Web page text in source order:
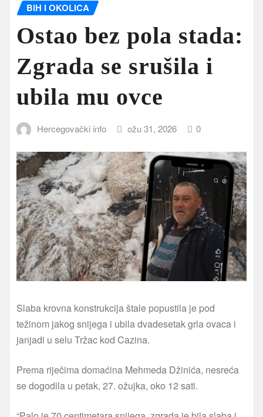
BIH I OKOLICA
Ostao bez pola stada:
Zgrada se srušila i
ubila mu ovce
Hercegovački info ožu 31, 2026 0
Slaba krovna konstrukcija štale popustila je pod
težinom jakog snijega i ubila dvadesetak grla ovaca i
janjadi u selu Tržac kod Cazina.
Prema riječima domaćina Mehmeda Džinića, nesreća
se dogodila u petak, 27. ožujka, oko 12 sati.